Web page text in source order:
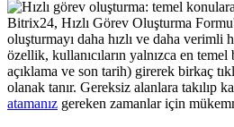
Bitrix24, Hızlı Görev Oluşturma
oluşturmayı daha hızlı ve daha verimli
özellik, kullanıcıların yalnızca en
açıklama ve son tarih) girerek birkaç
olanak tanır. Gereksiz alanlara takılıp
atamanız gereken zamanlar için